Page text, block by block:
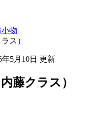
物
ス）
年5月10日 更新
藤クラス）